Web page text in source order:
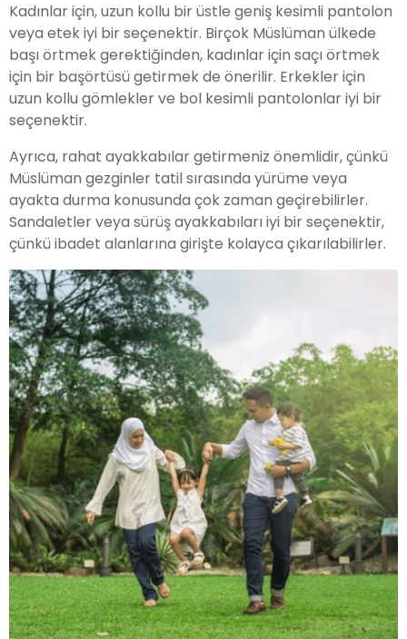
Kadınlar için, uzun kollu bir üstle geniş kesimli pantolon
veya etek iyi bir seçenektir. Birçok Müslüman ülkede
başı örtmek gerektiğinden, kadınlar için saçı örtmek
için bir başörtüsü getirmek de önerilir. Erkekler için
uzun kollu gömlekler ve bol kesimli pantolonlar iyi bir
seçenektir.
Ayrıca, rahat ayakkabılar getirmeniz önemlidir, çünkü
Müslüman gezginler tatil sırasında yürüme veya
ayakta durma konusunda çok zaman geçirebilirler.
Sandaletler veya sürüş ayakkabıları iyi bir seçenektir,
çünkü ibadet alanlarına girişte kolayca çıkarılabilirler.